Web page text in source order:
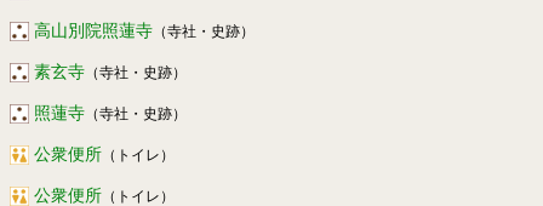
高山別院照蓮寺 （寺社・史跡）
素玄寺 （寺社・史跡）
照蓮寺 （寺社・史跡）
公衆便所 （トイレ）
公衆便所 （トイレ）